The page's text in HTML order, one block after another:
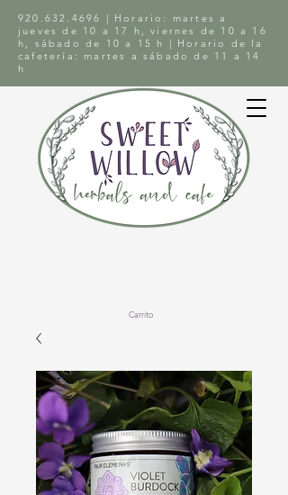
920.632.4696
| Horario: martes a
jueves de 10 a 17 h, viernes de 10 a 16
h, sábado de 10 a 15 h | Horario de la
cafetería: martes a sábado de 11 a 14
h
Carrito